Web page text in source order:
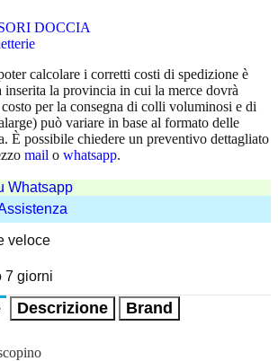
DOCCIA
calcolare i corretti costi di spedizione è
inserita la provincia in cui la merce dovrà
costo per la consegna di colli voluminosi e di
può variare in base al formato delle
È possibile chiedere un preventivo dettagliato
mail o whatsapp.
Whatsapp
veloce
7 giorni
Descrizione Brand